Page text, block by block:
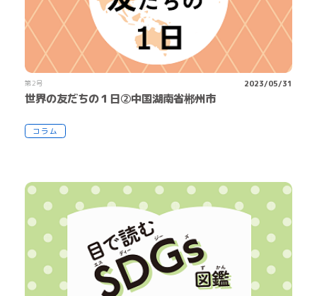
第2号 2023/05/31
世界の友だちの１日②中国湖南省郴州市
コラム